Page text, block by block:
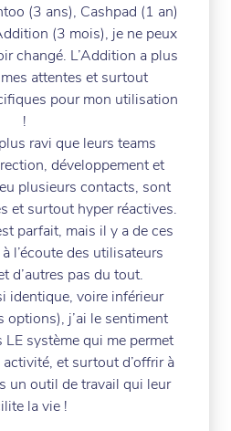
(3 ans), Cashpad (1 an)
(3 mois), je ne peux
changé. L’Addition a plus
attentes et surtout
pour mon utilisation
!
ravi que leurs teams
développement et
plusieurs contacts, sont
et surtout hyper réactives.
parfait, mais il y a de ces
l’écoute des utilisateurs
d’autres pas du tout.
identique, voire inférieur
options), j’ai le sentiment
LE système qui me permet
et surtout d’offrir à
un outil de travail qui leur
la vie !